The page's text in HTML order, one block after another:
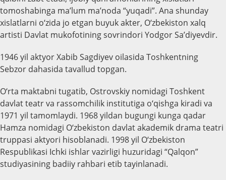
tomoshabinga ma’lum ma’noda “yuqadi”. Ana shunday
xislatlarni o‘zida jo etgan buyuk akter, O‘zbekiston xalq
artisti Davlat mukofotining sovrindori Yodgor Sa’diyevdir.
1946 yil aktyor Xabib Sagdiyev oilasida Toshkentning
Sebzor dahasida tavallud topgan.
O‘rta maktabni tugatib, Ostrovskiy nomidagi Toshkent
davlat teatr va rassomchilik institutiga o‘qishga kiradi va
1971 yil tamomlaydi. 1968 yildan bugungi kunga qadar
Hamza nomidagi O‘zbekiston davlat akademik drama teatri
truppasi aktyori hisoblanadi. 1998 yil O‘zbekiston
Respublikasi Ichki ishlar vazirligi huzuridagi “Qalqon”
studiyasining badiiy rahbari etib tayinlanadi.